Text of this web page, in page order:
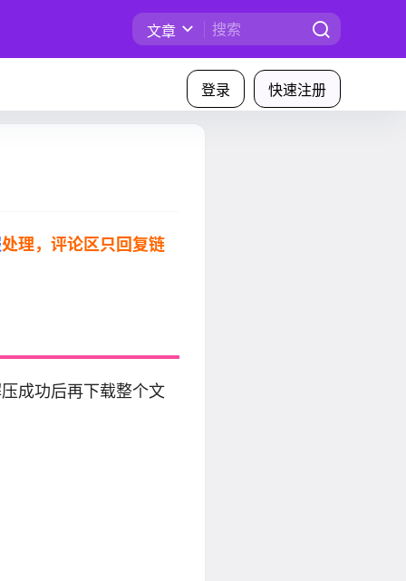
文章
登录 快速注册
处理，评论区只回复链
成功后再下载整个文